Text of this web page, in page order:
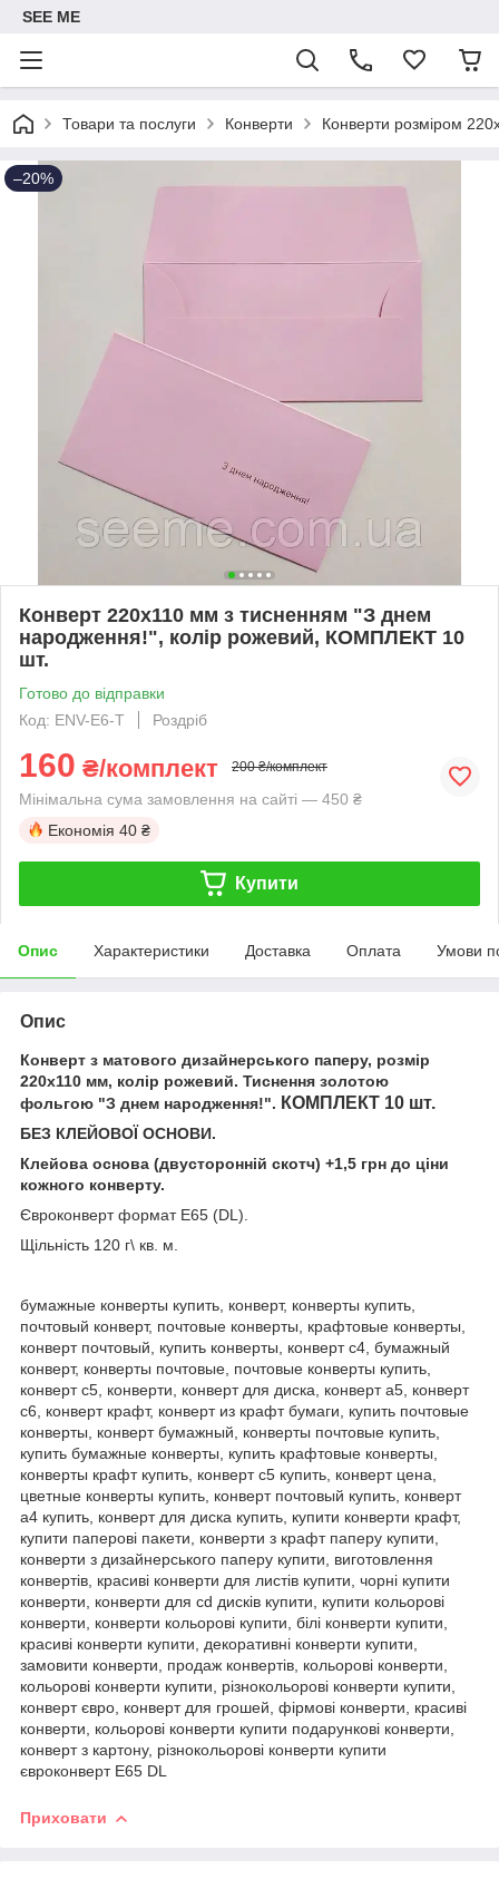
SEE ME
Товари та послуги Конверти Конверти розміром
–20%
Конверт 220x110 мм з тисненням "З днем
народження!", колір рожевий, КОМПЛЕКТ 10
шт.
Готово до відправки
Код: ENV-E6-T
Роздріб
160 ₴/комплект 200 ₴/комплект
Мінімальна сума замовлення на сайті — 450 ₴
Економія 40 ₴
Купити
Опис Характеристики Доставка Оплата Умови
Опис
Конверт з матового дизайнерського паперу, розмір
220x110 мм, колір рожевий. Тиснення золотою
фольгою "З днем народження!". КОМПЛЕКТ 10 шт.
БЕЗ КЛЕЙОВОЇ ОСНОВИ.
Клейова основа (двусторонній скотч) +1,5 грн до ціни
кожного конверту.
Євроконверт формат Е65 (DL).
Щільність 120 г\ кв. м.
бумажные конверты купить, конверт, конверты купить,
почтовый конверт, почтовые конверты, крафтовые конверты,
конверт почтовый, купить конверты, конверт с4, бумажный
конверт, конверты почтовые, почтовые конверты купить,
конверт с5, конверти, конверт для диска, конверт а5, конверт
с6, конверт крафт, конверт из крафт бумаги, купить почтовые
конверты, конверт бумажный, конверты почтовые купить,
купить бумажные конверты, купить крафтовые конверты,
конверты крафт купить, конверт с5 купить, конверт цена,
цветные конверты купить, конверт почтовый купить, конверт
а4 купить, конверт для диска купить, купити конверти крафт,
купити паперові пакети, конверти з крафт паперу купити,
конверти з дизайнерського паперу купити, виготовлення
конвертів, красиві конверти для листів купити, чорні купити
конверти, конверти для cd дисків купити, купити кольорові
конверти, конверти кольорові купити, білі конверти купити,
красиві конверти купити, декоративні конверти купити,
замовити конверти, продаж конвертів, кольорові конверти,
кольорові конверти купити, різнокольорові конверти купити,
конверт євро, конверт для грошей, фірмові конверти, красиві
конверти, кольорові конверти купити подарункові конверти,
конверт з картону, різнокольорові конверти купити
євроконверт Е65 DL
Приховати